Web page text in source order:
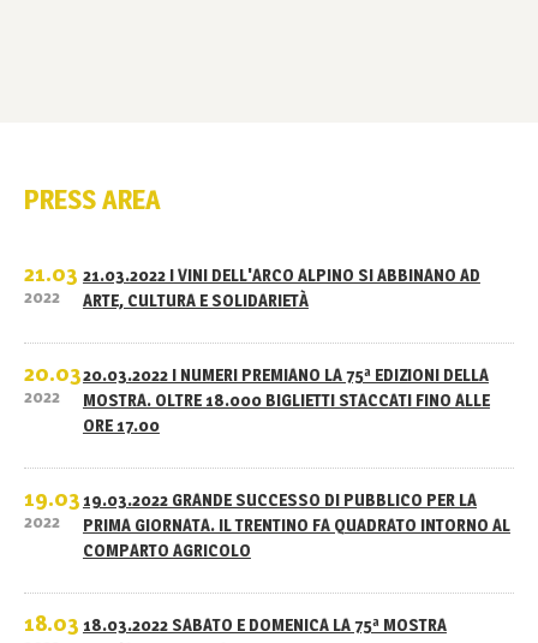
PRESS AREA
21.03
2022
21.03.2022 I VINI DELL'ARCO ALPINO SI ABBINANO AD
ARTE, CULTURA E SOLIDARIETÀ
20.03
2022
20.03.2022 I NUMERI PREMIANO LA 75ª EDIZIONI DELLA
MOSTRA. OLTRE 18.000 BIGLIETTI STACCATI FINO ALLE
ORE 17.00
19.03
2022
19.03.2022 GRANDE SUCCESSO DI PUBBLICO PER LA
PRIMA GIORNATA. IL TRENTINO FA QUADRATO INTORNO AL
COMPARTO AGRICOLO
18.03 18.03.2022 SABATO E DOMENICA LA 75ª MOSTRA